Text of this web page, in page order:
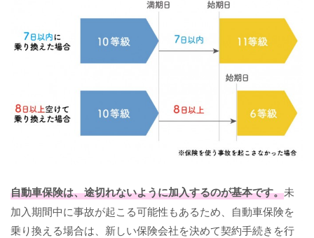
自動車保険は、途切れないように加入するのが基本です。未
加入期間中に事故が起こる可能性もあるため、自動車保険を
乗り換える場合は、新しい保険会社を決めて契約手続きを行